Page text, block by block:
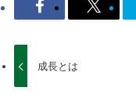
成長とは